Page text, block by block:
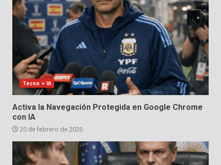
Tecno + IA
Activa la Navegación Protegida en Google Chrome
con IA
20 de febrero de 2025